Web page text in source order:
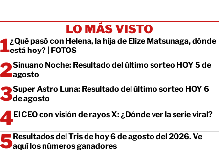
LO MÁS VISTO
¿Qué pasó con Helena, la hija de Elize Matsunaga, dónde
está hoy? | FOTOS
Sinuano Noche: Resultado del último sorteo HOY 5 de
agosto
Super Astro Luna: Resultado del último sorteo HOY 6
de agosto
El CEO con visión de rayos X: ¿Dónde ver la serie viral?
Resultados del Tris de hoy 6 de agosto del 2026. Ve
aquí los números ganadores